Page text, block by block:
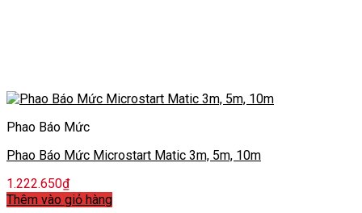
Phao Báo Mức
Phao Báo Mức Microstart Matic 3m, 5m, 10m
1.222.650₫
Thêm vào giỏ hàng